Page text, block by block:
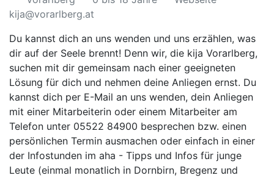
kija@vorarlberg.at
Du kannst dich an uns wenden und uns erzählen, was
dir auf der Seele brennt! Denn wir, die kija Vorarlberg,
suchen mit dir gemeinsam nach einer geeigneten
Lösung für dich und nehmen deine Anliegen ernst. Du
kannst dich per E-Mail an uns wenden, dein Anliegen
mit einer Mitarbeiterin oder einem Mitarbeiter am
Telefon unter 05522 84900 besprechen bzw. einen
persönlichen Termin ausmachen oder einfach in einer
der Infostunden im aha - Tipps und Infos für junge
Leute (einmal monatlich in Dornbirn, Bregenz und